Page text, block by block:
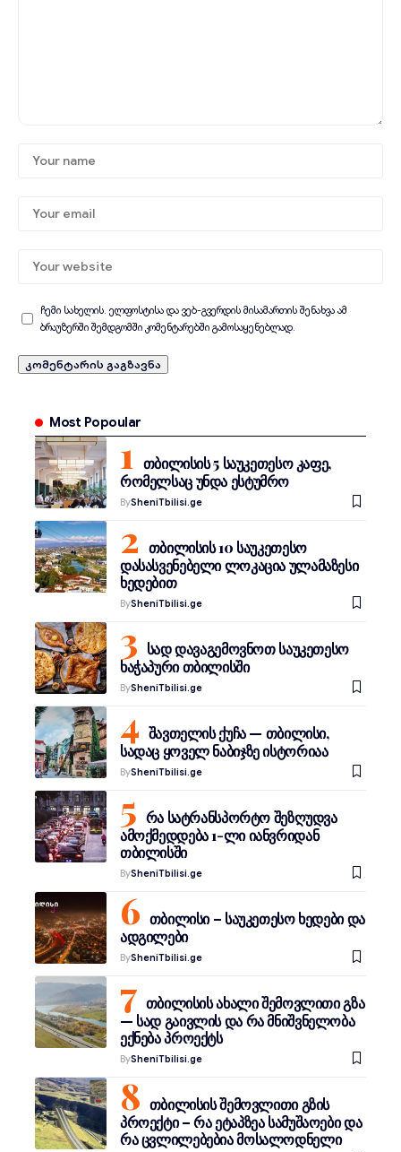
ჩემი სახელის. ელფოსტისა და ვებ-გვერდის მისამართის შენახვა ამ
ბრაუზერში შემდგომში კომენტარებში გამოსაყენებლად.
Most Popoular
თბილისის 5 საუკეთესო კაფე,
რომელსაც უნდა ესტუმრო
BySheniTbilisi.ge
თბილისის 10 საუკეთესო
დასასვენებელი ლოკაცია ულამაზესი
ხედებით
BySheniTbilisi.ge
სად დავაგემოვნოთ საუკეთესო
ხაჭაპური თბილისში
BySheniTbilisi.ge
შავთელის ქუჩა — თბილისი,
სადაც ყოველ ნაბიჯზე ისტორიაა
BySheniTbilisi.ge
რა სატრანსპორტო შეზღუდვა
ამოქმედდება 1-ლი იანვრიდან
თბილისში
BySheniTbilisi.ge
თბილისი – საუკეთესო ხედები და
ადგილები
BySheniTbilisi.ge
თბილისის ახალი შემოვლითი გზა
— სად გაივლის და რა მნიშვნელობა
ექნება პროექტს
BySheniTbilisi.ge
თბილისის შემოვლითი გზის
პროექტი – რა ეტაპზეა სამუშაოები და
რა ცვლილებებია მოსალოდნელი